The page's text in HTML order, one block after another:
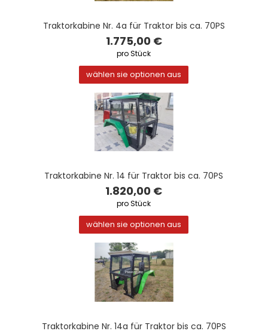
Traktorkabine Nr. 4a für Traktor bis ca. 70PS
1.775,00 €
pro Stück
wählen sie optionen aus
Traktorkabine Nr. 14 für Traktor bis ca. 70PS
1.820,00 €
pro Stück
wählen sie optionen aus
Traktorkabine Nr. 14a für Traktor bis ca. 70PS